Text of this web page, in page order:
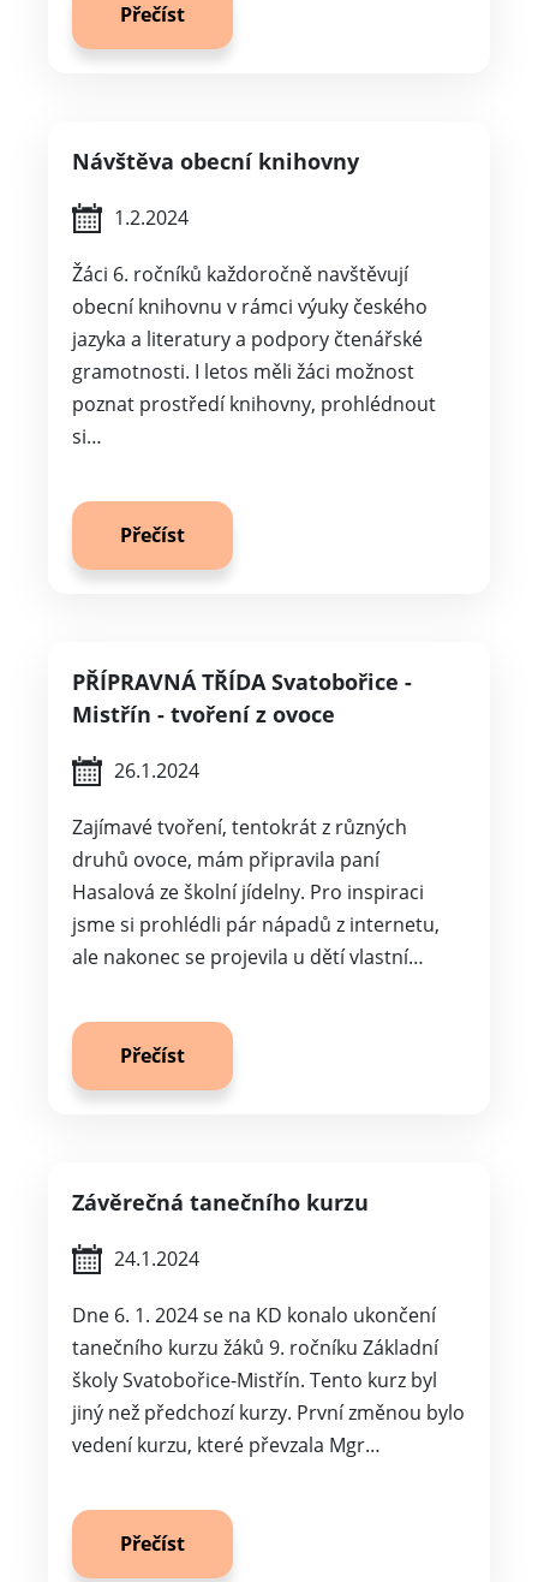
Přečíst
Návštěva obecní knihovny
1.2.2024
Žáci 6. ročníků každoročně navštěvují
obecní knihovnu v rámci výuky českého
jazyka a literatury a podpory čtenářské
gramotnosti. I letos měli žáci možnost
poznat prostředí knihovny, prohlédnout
si…
Přečíst
PŘÍPRAVNÁ TŘÍDA Svatobořice -
Mistřín - tvoření z ovoce
26.1.2024
Zajímavé tvoření, tentokrát z různých
druhů ovoce, mám připravila paní
Hasalová ze školní jídelny. Pro inspiraci
jsme si prohlédli pár nápadů z internetu,
ale nakonec se projevila u dětí vlastní…
Přečíst
Závěrečná tanečního kurzu
24.1.2024
Dne 6. 1. 2024 se na KD konalo ukončení
tanečního kurzu žáků 9. ročníku Základní
školy Svatobořice-Mistřín. Tento kurz byl
jiný než předchozí kurzy. První změnou bylo
vedení kurzu, které převzala Mgr…
Přečíst